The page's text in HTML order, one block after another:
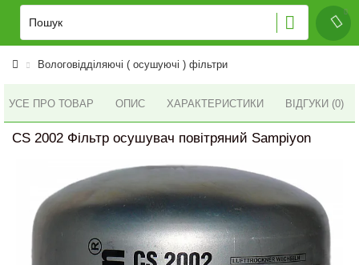
Вологовідділяючі ( осушуючі ) фільтри
УСЕ ПРО ТОВАР ОПИС ХАРАКТЕРИСТИКИ ВІДГУКИ (0)
CS 2002 Фільтр осушувач повітряний Sampiyon